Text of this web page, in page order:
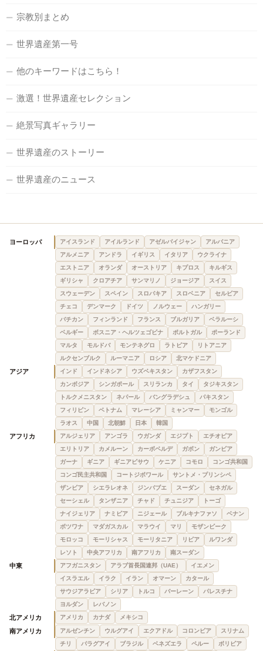
宗教別まとめ
世界遺産第一号
他のキーワードはこちら！
激選！世界遺産セレクション
絶景写真ギャラリー
世界遺産のストーリー
世界遺産のニュース
ヨーロッパ アイスランド アイルランド アゼルバイジャン
アルバニア
アルメニア
アンドラ イギリス イタリア
ウクライナ
エストニア
オランダ オーストリア キプロス
キルギス
ギリシャ
クロアチア サンマリノ ジョージア
スイス
スウェーデン
スペイン スロバキア スロベニア
セルビア
チェコ
デンマーク ドイツ ノルウェー
ハンガリー
バチカン
フィンランド フランス ブルガリア
ベラルーシ
ベルギー
ボスニア・ヘルツェゴビナ ポルトガル
ポーランド
マルタ
モルドバ モンテネグロ ラトビア
リトアニア
ルクセンブルク
ルーマニア ロシア 北マケドニア
アジア インド インドネシア ウズベキスタン
カザフスタン
カンボジア
シンガポール スリランカ タイ
タジキスタン
トルクメニスタン
ネパール バングラデシュ
パキスタン
フィリピン
ベトナム マレーシア ミャンマー
モンゴル
ラオス
中国 北朝鮮 日本 韓国
アフリカ アルジェリア アンゴラ ウガンダ エジプト
エチオピア
エリトリア
カメルーン カーボベルデ ガボン
ガンビア
ガーナ
ギニア ギニアビサウ ケニア コモロ
コンゴ共和国
コンゴ民主共和国
コートジボワール
サントメ・プリンシペ
ザンビア
シエラレオネ ジンバブエ スーダン
セネガル
セーシェル
タンザニア チャド チュニジア
トーゴ
ナイジェリア
ナミビア ニジェール ブルキナファソ
ベナン
ボツワナ
マダガスカル マラウイ マリ
モザンビーク
モロッコ
モーリシャス モーリタニア リビア
ルワンダ
レソト
中央アフリカ 南アフリカ 南スーダン
中東 アフガニスタン アラブ首長国連邦（UAE）
イエメン
イスラエル
イラク イラン オマーン
カタール
サウジアラビア
シリア トルコ バーレーン
パレスチナ
ヨルダン
レバノン
北アメリカ アメリカ カナダ メキシコ
南アメリカ アルゼンチン ウルグアイ エクアドル コロンビア
スリナム
チリ
パラグアイ ブラジル ベネズエラ ペルー ボリビア